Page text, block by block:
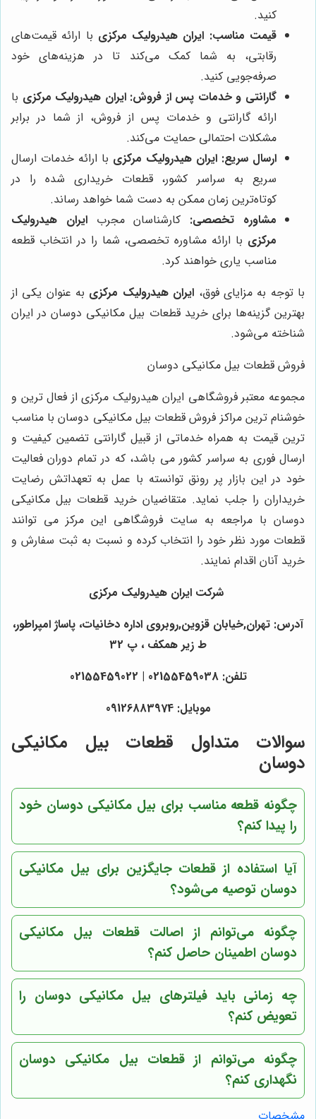
کنید.
قیمت مناسب: ایران هیدرولیک مرکزی با ارائه قیمت‌های
رقابتی، به شما کمک می‌کند تا در هزینه‌های خود
صرفه‌جویی کنید.
گارانتی و خدمات پس از فروش: ایران هیدرولیک مرکزی با
ارائه گارانتی و خدمات پس از فروش، از شما در برابر
مشکلات احتمالی حمایت می‌کند.
ارسال سریع: ایران هیدرولیک مرکزی با ارائه خدمات ارسال
سریع به سراسر کشور، قطعات خریداری شده را در
کوتاه‌ترین زمان ممکن به دست شما خواهد رساند.
مشاوره تخصصی: کارشناسان مجربایران هیدرولیک
مرکزی با ارائه مشاوره تخصصی، شما را در انتخاب قطعه
مناسب یاری خواهند کرد.
با توجه به مزایای فوق، ایران هیدرولیک مرکزی به عنوان یکی از
بهترین گزینه‌ها برای خرید قطعات بیل مکانیکی دوسان در ایران
شناخته می‌شود.
فروش قطعات بیل مکانیکی دوسان
مجموعه معتبر فروشگاهی ایران هیدرولیک مرکزی از فعال ترین و
خوشنام ترین مراکز فروش قطعات بیل مکانیکی دوسان با مناسب
ترین قیمت به همراه خدماتی از قبیل گارانتی تضمین کیفیت و
ارسال فوری به سراسر کشور می باشد، که در تمام دوران فعالیت
خود در این بازار پر رونق توانسته با عمل به تعهداتش رضایت
خریداران را جلب نماید. متقاضیان خرید قطعات بیل مکانیکی
دوسان با مراجعه به سایت فروشگاهی این مرکز می توانند
قطعات مورد نظر خود را انتخاب کرده و نسبت به ثبت سفارش و
خرید آنان اقدام نمایند.
شرکت ایران هیدرولیک مرکزی
آدرس: تهران,خیابان قزوین,روبروی اداره دخانیات، پاساژ امپراطور،
ط زیر همکف ، پ 32
تلفن: 02155459038 | 02155459022
موبایل: 09126883974
سوالات متداول قطعات بیل مکانیکی
دوسان
چگونه قطعه مناسب برای بیل مکانیکی دوسان خود
را پیدا کنم؟
آیا استفاده از قطعات جایگزین برای بیل مکانیکی
دوسان توصیه می‌شود؟
چگونه می‌توانم از اصالت قطعات بیل مکانیکی
دوسان اطمینان حاصل کنم؟
چه زمانی باید فیلترهای بیل مکانیکی دوسان را
تعویض کنم؟
چگونه می‌توانم از قطعات بیل مکانیکی دوسان
نگهداری کنم؟
مشخصات